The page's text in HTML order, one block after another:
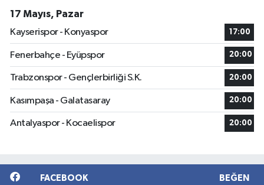
17 Mayıs, Pazar
Kayserispor - Konyaspor
17:00
Fenerbahçe - Eyüpspor 20:00
Trabzonspor - Gençlerbirliği S.K. 20:00
Kasımpaşa - Galatasaray 20:00
Antalyaspor - Kocaelispor 20:00
FACEBOOK BEĞEN